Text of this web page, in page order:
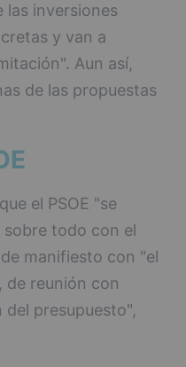
las inversiones
y van a
Aun así,
de las propuestas
el PSOE "se
sobre todo con el
manifiesto con "el
de reunión con
presupuesto",